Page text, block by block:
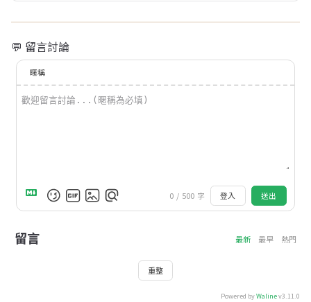
💬 留言討論
暱稱
0 / 500字 登入 送出
留言 最新 最早 熱門
重整
Powered byWalinev3.11.0